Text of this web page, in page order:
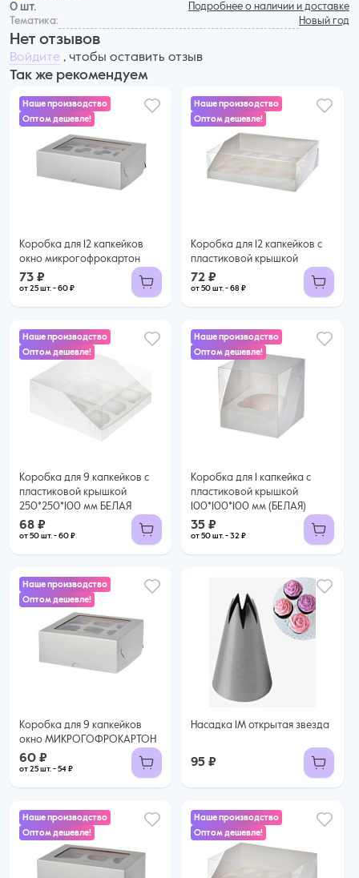
0 шт.
Подробнее о наличии и доставке
Тематика:
Новый год
Нет отзывов
Войдите , чтобы оставить отзыв
Так же рекомендуем
Наше производство
Оптом дешевле!
Коробка для 12 капкейков
окно микрогофрокартон
73 ₽
от 25 шт. - 60 ₽
73 ₽
60 ₽ за шт. при заказе от 25 шт.
Купить оптом
Наше производство
Оптом дешевле!
Коробка для 12 капкейков с
пластиковой крышкой
72 ₽
от 50 шт. - 68 ₽
72 ₽
68 ₽ за шт. при заказе от 50 шт.
Купить оптом
Наше производство
Оптом дешевле!
Коробка для 9 капкейков с
пластиковой крышкой
250*250*100 мм БЕЛАЯ
68 ₽
от 50 шт. - 60 ₽
60 ₽ за шт. при заказе от 50 шт.
Наше производство
Оптом дешевле!
Коробка для 1 капкейка с
пластиковой крышкой
100*100*100 мм (БЕЛАЯ)
35 ₽
от 50 шт. - 32 ₽
32 ₽ за шт. при заказе от 50 шт.
Наше производство
Оптом дешевле!
Коробка для 9 капкейков
окно МИКРОГОФРОКАРТОН
60 ₽
от 25 шт. - 54 ₽
54 ₽ за шт. при заказе от 25 шт.
Купить оптом
Насадка 1М открытая звезда
95 ₽
Наше производство
Оптом дешевле!
Наше производство
Оптом дешевле!